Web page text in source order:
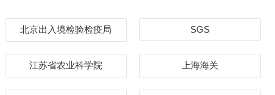
北京出入境检验检疫局 SGS
江苏省农业科学院 上海海关